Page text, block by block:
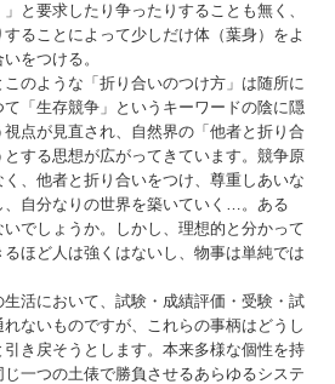
と要求したり争ったりすることも無く、
ることによって少しだけ体（葉身）をよ
をつける。
のような「折り合いのつけ方」は随所に
「生存競争」というキーワードの陰に隠
点が見直され、自然界の「他者と折り合
する思想が広がってきています。競争原
、他者と折り合いをつけ、尊重しあいな
自分なりの世界を築いていく…。ある
でしょうか。しかし、理想的と分かって
ほど人は強くはないし、物事は単純では
活において、試験・成績評価・受験・試
ないものですが、これらの事柄はどうし
き戻そうとします。本来多様な個性を持
一つの土俵で勝負させるあらゆるシステ